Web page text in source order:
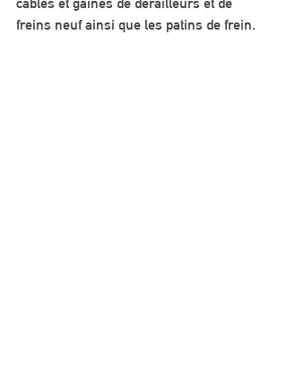
freins neuf ainsi que les patins de frein.